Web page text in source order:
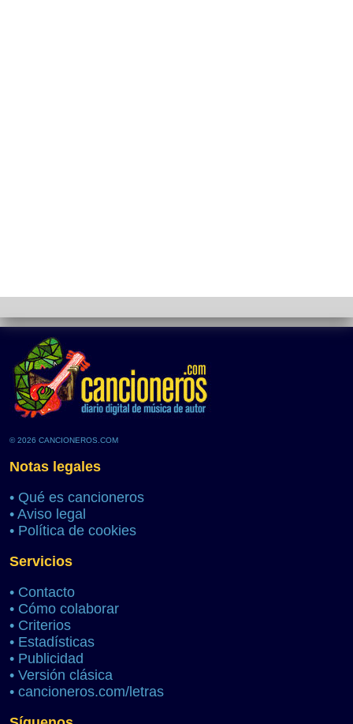
© 2026 CANCIONEROS.COM
Notas legales
• Qué es cancioneros
• Aviso legal
• Política de cookies
Servicios
• Contacto
• Cómo colaborar
• Criterios
• Estadísticas
• Publicidad
• Versión clásica
• cancioneros.com/letras